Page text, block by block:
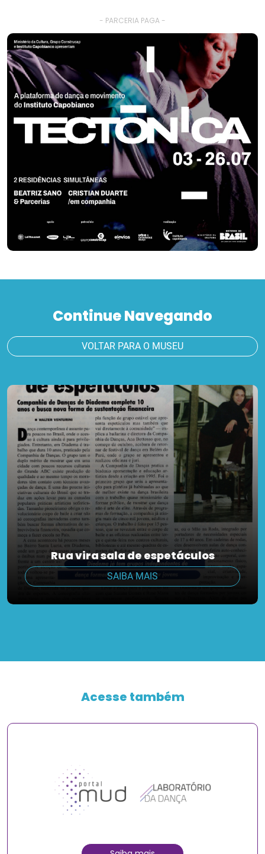
- PARCERIA PAGA -
Continue Navegando
VOLTAR PARA O MUSEU
Rua vira sala de espetáculos
SAIBA MAIS
Acesse também